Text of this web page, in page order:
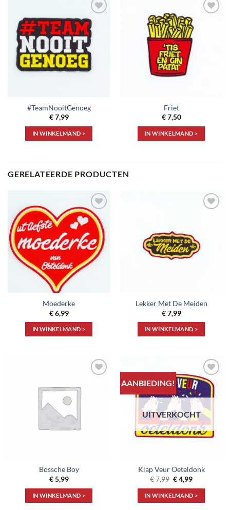
Toevoegen
aan
verlanglijst
#TeamNooitGenoeg
€7,99
IN WINKELMAND >
Toevoegen
verlanglijst
Friet
€7,50
IN WINKELMAND >
GERELATEERDE PRODUCTEN
Toevoegen
aan
verlanglijst
Moederke
€6,99
IN WINKELMAND >
Lekker Met De Meiden
€7,99
IN WINKELMAND >
Bossche Boy
€5,99
IN WINKELMAND >
AANBIEDING!
Toevoegen
verlanglijst
UITVERKOCHT
Klap Veur Oeteldonk
€7,99 Oorspronkelijke
prijs
was:
€ 7,99.
€4,99Huidige
€ 4,99.
IN WINKELMAND >